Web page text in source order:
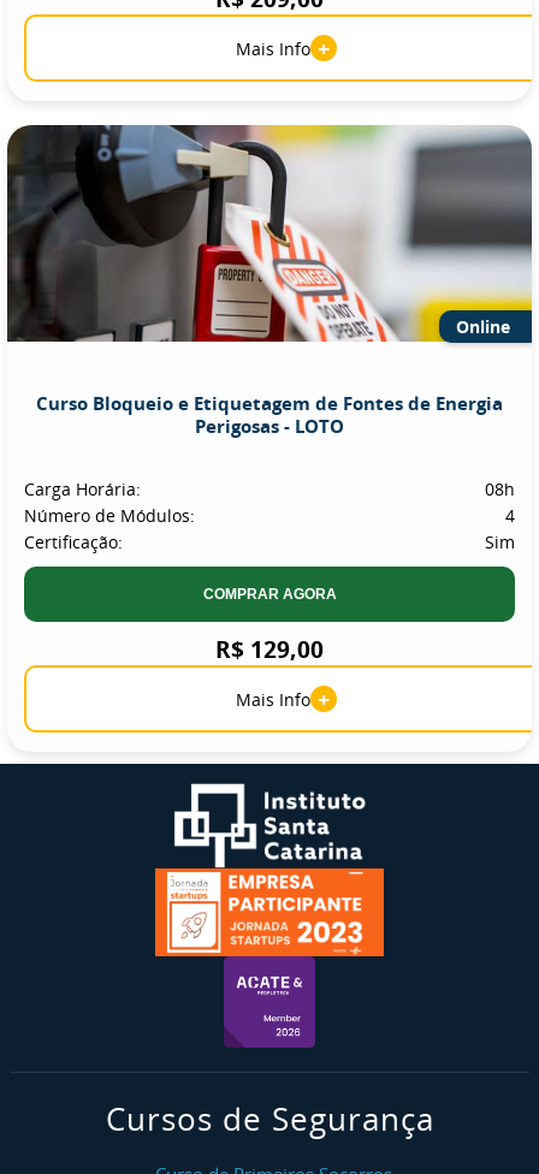
Mais Info +
Online
Curso Bloqueio e Etiquetagem de Fontes de Energia
Perigosas - LOTO
Carga Horária:
08h
Número de Módulos:
4
Certificação:
Sim
COMPRAR AGORA
R$ 129,00
Mais Info +
Cursos de Segurança